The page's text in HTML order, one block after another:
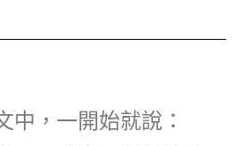
中，一開始就說：